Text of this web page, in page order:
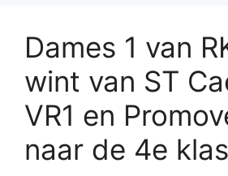
Dames 1 van
wint van ST
VR1 en
naar de 4e